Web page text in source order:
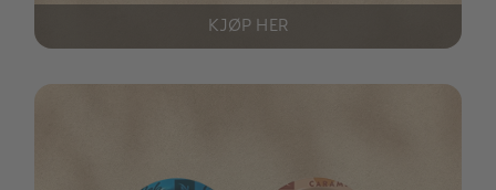
KJØP HER